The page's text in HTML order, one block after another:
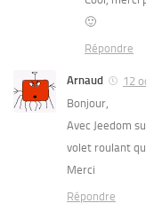
🙂
Répondre
Arnaud
12
Bonjour,
Avec Jeedom
volet roulant
Merci
Répondre